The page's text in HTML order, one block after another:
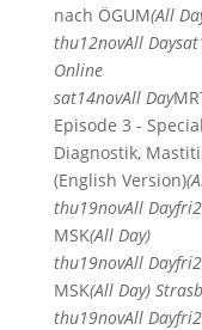
nach ÖGUM(All
thu12novAll Daysat
Online
sat14novAll Day
Episode 3 -
Diagnostik,
(English Version)
thu19novAll Dayfri
MSK(All Day)
thu19novAll Dayfri
MSK(All Day)
thu19novAll Dayfri